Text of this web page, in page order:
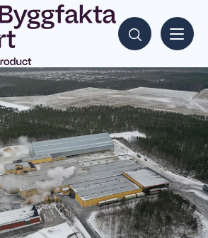
Hae sisältöjä